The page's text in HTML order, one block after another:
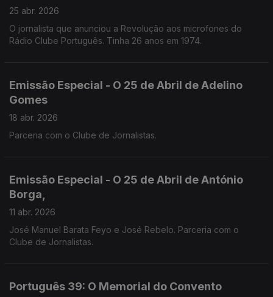
25 abr. 2026
O jornalista que anunciou a Revolução aos microfones do
Rádio Clube Português. Tinha 26 anos em 1974.
Emissão Especial - O 25 de Abril de Adelino
Gomes
18 abr. 2026
Parceria com o Clube de Jornalistas.
Emissão Especial - O 25 de Abril de António
Borga,
11 abr. 2026
José Manuel Barata Feyo e José Rebelo. Parceria com o
Clube de Jornalistas.
Português 39: O Memorial do Convento